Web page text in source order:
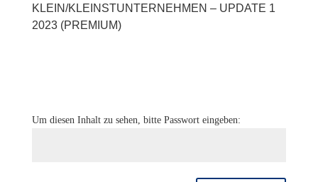
KLEIN/KLEINSTUNTERNEHMEN – UPDATE 1
2023 (PREMIUM)
Um diesen Inhalt zu sehen, bitte Passwort eingeben: